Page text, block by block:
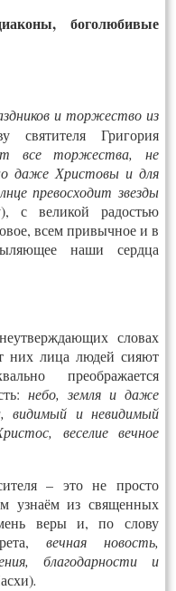
боголюбивые
и торжество из
святителя Григория
все торжества, не
даже Христовы и для
превосходит звезды
с великой радостью
всем привычное и в
наши сердца
словах
них лица людей сияют
преображается
небо, земля и даже
видимый и невидимый
веселие вечное
– это не просто
узнаём из священных
веры и, по слову
вечная новость,
благодарности и
.